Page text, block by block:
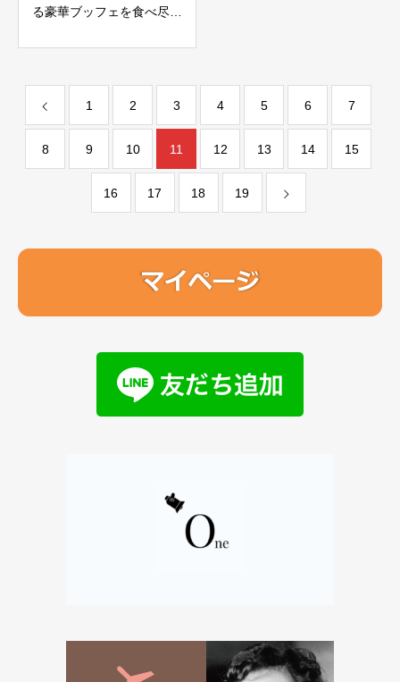
る豪華ブッフェを食べ尽く
1 2 3 4 5 6 7
8 9 10 11 12 13 14 15
16 17 18 19